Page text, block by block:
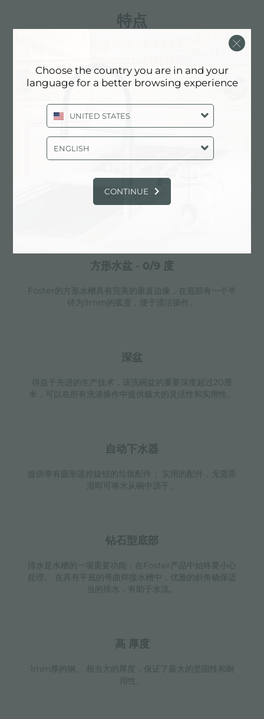
特点
Foster®水槽均配备了3.5”下水器，有可防止固体
使用Foster®碎渣机，可与所有型号兼容。
双龙头孔
龙头安装区配备了两个龙头安装孔。在第二个孔中，可以
方形水盆 - 0/9 度
Foster的方形水槽具有完美的垂直边缘，在底部有一个半
径为9mm的弧度，便于清洁操作。
深盆
得益于先进的生产技术，该洗碗盆的重要深度超过20厘
米，可以在所有洗涤操作中提供极大的灵活性和实用性。
自动下水器
提供带有圆形遥控旋钮的垃圾配件； 实用的配件，无需弄
湿即可将水从碗中沥干。
钻石型底部
排水是水槽的一项重要功能，在Foster产品中始终要小心
处理。 在具有平底的弯曲焊接水槽中，优雅的斜角确保适
当的排水，有助于水流。
高 厚度
1mm厚的钢。 相当大的厚度，保证了最大的坚固性和耐
用性。
Choose the country you are in and your
language for a better browsing experience
UNITED STATES
ENGLISH
CONTINUE